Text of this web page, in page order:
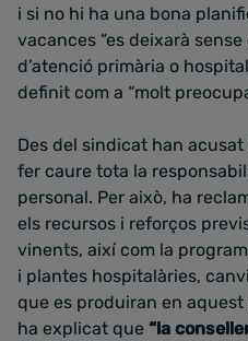
i si no hi ha una bona
vacances “es deixarà
d’atenció primària o
definit com a “molt
Des del sindicat han
fer caure tota la
personal. Per això, ha
els recursos i reforços
vinents, així com la
i plantes hospitalàries,
que es produiran en
ha explicat que “la